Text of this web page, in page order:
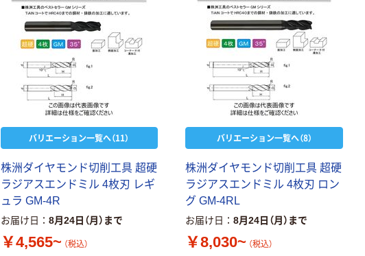
バリエーション一覧へ（11）
株洲ダイヤモンド切削工具 超硬
ラジアスエンドミル 4枚刃 レギ
ュラ GM-4R
お届け日 8月24日（月）まで
￥4,565~ （税込）
バリエーション一覧へ（8）
株洲ダイヤモンド切削工具 超硬
ラジアスエンドミル 4枚刃 ロン
グ GM-4RL
お届け日 8月24日（月）まで
￥8,030~ （税込）